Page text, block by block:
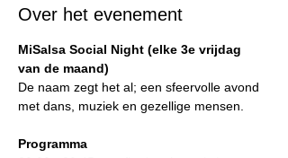
Over het evenement
MiSalsa Social Night (elke 3e vrijdag
van de maand)
De naam zegt het al; een sfeervolle avond
met dans, muziek en gezellige mensen.
Programma